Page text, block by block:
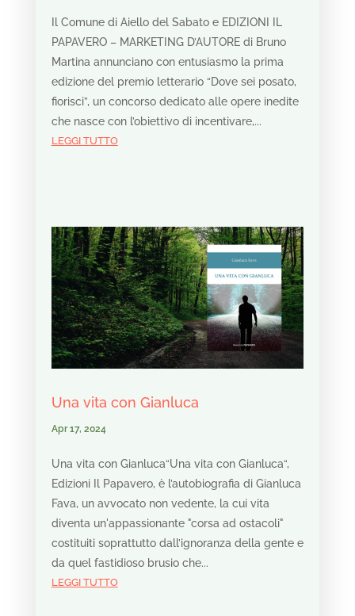
Il Comune di Aiello del Sabato e EDIZIONI IL
PAPAVERO – MARKETING D’AUTORE di Bruno
Martina annunciano con entusiasmo la prima
edizione del premio letterario “Dove sei posato,
fiorisci”, un concorso dedicato alle opere inedite
che nasce con l’obiettivo di incentivare,...
LEGGI TUTTO
Una vita con Gianluca
Apr 17, 2024
Una vita con Gianluca“Una vita con Gianluca“,
Edizioni Il Papavero, è l’autobiografia di Gianluca
Fava, un avvocato non vedente, la cui vita
diventa un'appassionante "corsa ad ostacoli"
costituiti soprattutto dall’ignoranza della gente e
da quel fastidioso brusio che...
LEGGI TUTTO